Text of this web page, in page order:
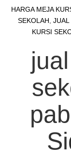
HARGA MEJA
SEKOLAH JUAL
KURSI